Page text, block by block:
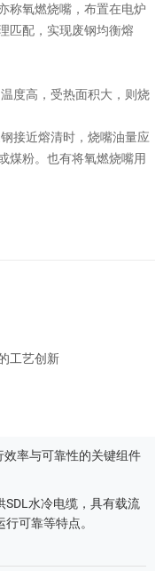
称氧燃烧嘴，布置在电炉
匹配，实现废钢均衡熔
度高，受热面积大，则烧
接近熔清时，烧嘴油量应
煤粉。也有将氧燃烧嘴用
工艺创新
率与可靠性的关键组件
水冷电缆，具有载流
可靠等特点。